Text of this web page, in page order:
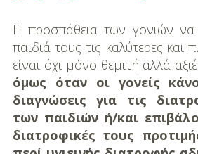
DIY
Διατροφή-Συνταγές
Συνταγές
Συμβουλές
Η προσπάθεια των γονιών
παιδιά τους τις καλύτερες και
είναι όχι μόνο θεμιτή αλλά
όμως όταν οι γονείς
διαγνώσεις για τις
των παιδιών ή/και
διατροφικές τους